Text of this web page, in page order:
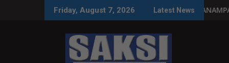
Friday, August 7, 2026 Latest News
paggastos susi sa pag-unladPANANAMPALATAYA